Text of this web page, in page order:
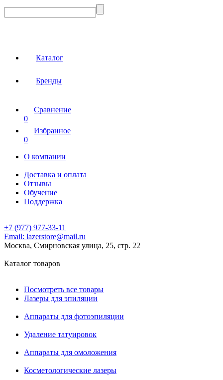
Каталог
Бренды
Сравнение
0
Избранное
0
О компании
Доставка и оплата
Отзывы
Обучение
Поддержка
+7 (977) 977-33-11
Email: lazerstore@mail.ru
Москва, Смирновская улица, 25, стр. 22
Каталог товаров
Посмотреть все товары
Лазеры для эпиляции
Аппараты для фотоэпиляции
Удаление татуировок
Аппараты для омоложения
Косметологические лазеры